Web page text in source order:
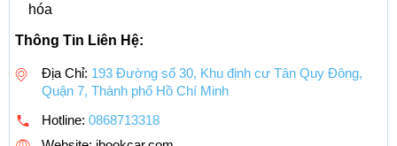
hóa
Thông Tin Liên Hệ:
Địa Chỉ: 193 Đường số 30, Khu định cư Tân Quy Đông,
Quận 7, Thành phố Hồ Chí Minh
Hotline: 0868713318